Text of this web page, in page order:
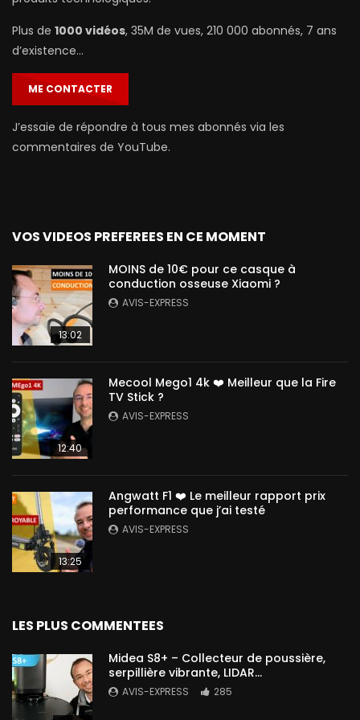
Plus de 1000 vidéos, 35M de vues, 210 000 abonnés, 7 ans
d’existence…
ME CONTACTER
J’essaie de répondre à tous mes abonnés via les
commentaires de YouTube.
VOS VIDEOS PREFEREES EN CE MOMENT
13:02
MOINS de 10€ pour ce casque à
conduction osseuse Xiaomi ?
AVIS-EXPRESS
12:40
Mecool Mego1 4k ❤️ Meilleur que la Fire
TV Stick ?
AVIS-EXPRESS
13:25
Angwatt F1 ❤️ Le meilleur rapport prix
performance que j’ai testé
AVIS-EXPRESS
LES PLUS COMMENTEES
Midea S8+ – Collecteur de poussière,
serpillière vibrante, LIDAR…
AVIS-EXPRESS 285